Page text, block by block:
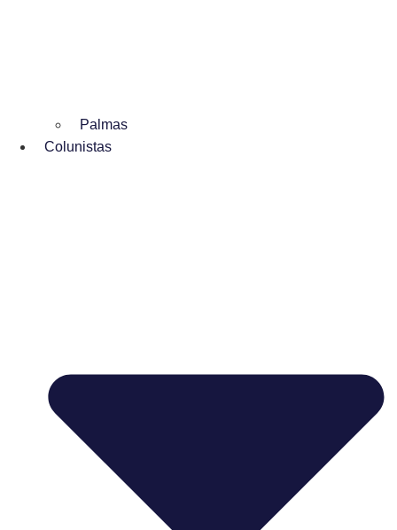
Palmas
Colunistas